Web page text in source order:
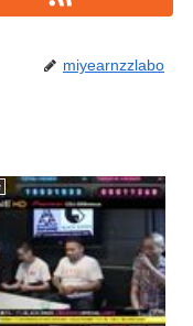
miyearnzzlabo